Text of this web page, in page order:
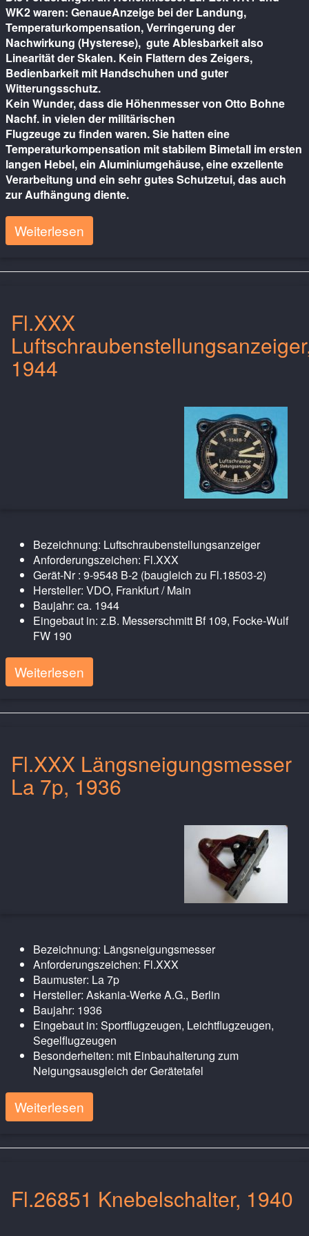
WK2 waren: GenaueAnzeige bei der Landung,
Temperaturkompensation, Verringerung der
Nachwirkung (Hysterese), gute Ablesbarkeit also
Linearität der Skalen. Kein Flattern des Zeigers,
Bedienbarkeit mit Handschuhen und guter
Witterungsschutz.
Kein Wunder, dass die Höhenmesser von Otto Bohne
Nachf. in vielen der militärischen
Flugzeuge zu finden waren. Sie hatten eine
Temperaturkompensation mit stabilem Bimetall im ersten
langen Hebel, ein Aluminiumgehäuse, eine exzellente
Verarbeitung und ein sehr gutes Schutzetui, das auch
zur Aufhängung diente.
Weiterlesen
Fl.XXX
1944
Bezeichnung: Luftschraubenstellungsanzeiger
Anforderungszeichen: Fl.XXX
Gerät-Nr : 9-9548 B-2 (baugleich zu Fl.18503-2)
Hersteller: VDO, Frankfurt / Main
Baujahr: ca. 1944
Eingebaut in: z.B. Messerschmitt Bf 109, Focke-Wulf
FW 190
Weiterlesen
Fl.XXX Längsneigungsmesser
La 7p, 1936
Bezeichnung: Längsneigungsmesser
Anforderungszeichen: Fl.XXX
Baumuster: La 7p
Hersteller: Askania-Werke A.G., Berlin
Baujahr: 1936
Eingebaut in: Sportflugzeugen, Leichtflugzeugen,
Segelflugzeugen
Besonderheiten: mit Einbauhalterung zum
Neigungsausgleich der Gerätetafel
Weiterlesen
Fl.26851 Knebelschalter, 1940